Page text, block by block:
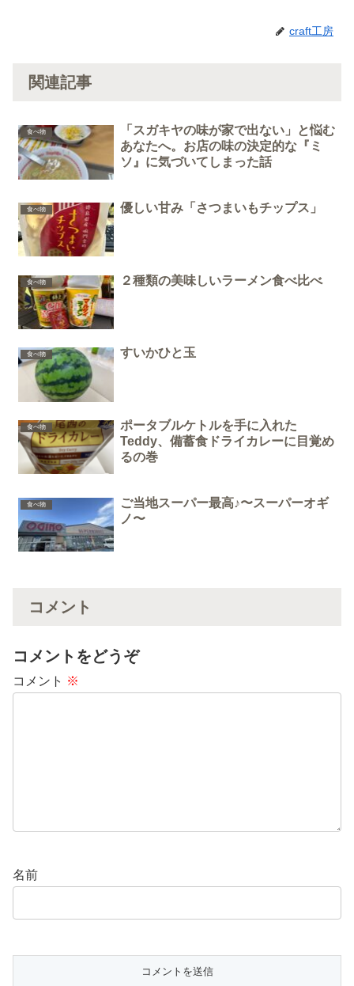
craft工房
関連記事
食べ物
「スガキヤの味が家で出ない」と悩む
あなたへ。お店の味の決定的な『ミ
ソ』に気づいてしまった話
食べ物 優しい甘み「さつまいもチップス」
食べ物 ２種類の美味しいラーメン食べ比べ
食べ物 すいかひと玉
食べ物
ポータブルケトルを手に入れた
Teddy、備蓄食ドライカレーに目覚め
るの巻
食べ物
ご当地スーパー最高♪〜スーパーオギ
ノ〜
コメント
コメントをどうぞ
コメント ※
名前